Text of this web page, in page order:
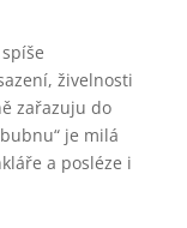
živelnosti
zařazuju do
je milá
a posléze i